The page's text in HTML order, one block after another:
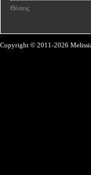
Θέσεις
Copyright © 2011-2026